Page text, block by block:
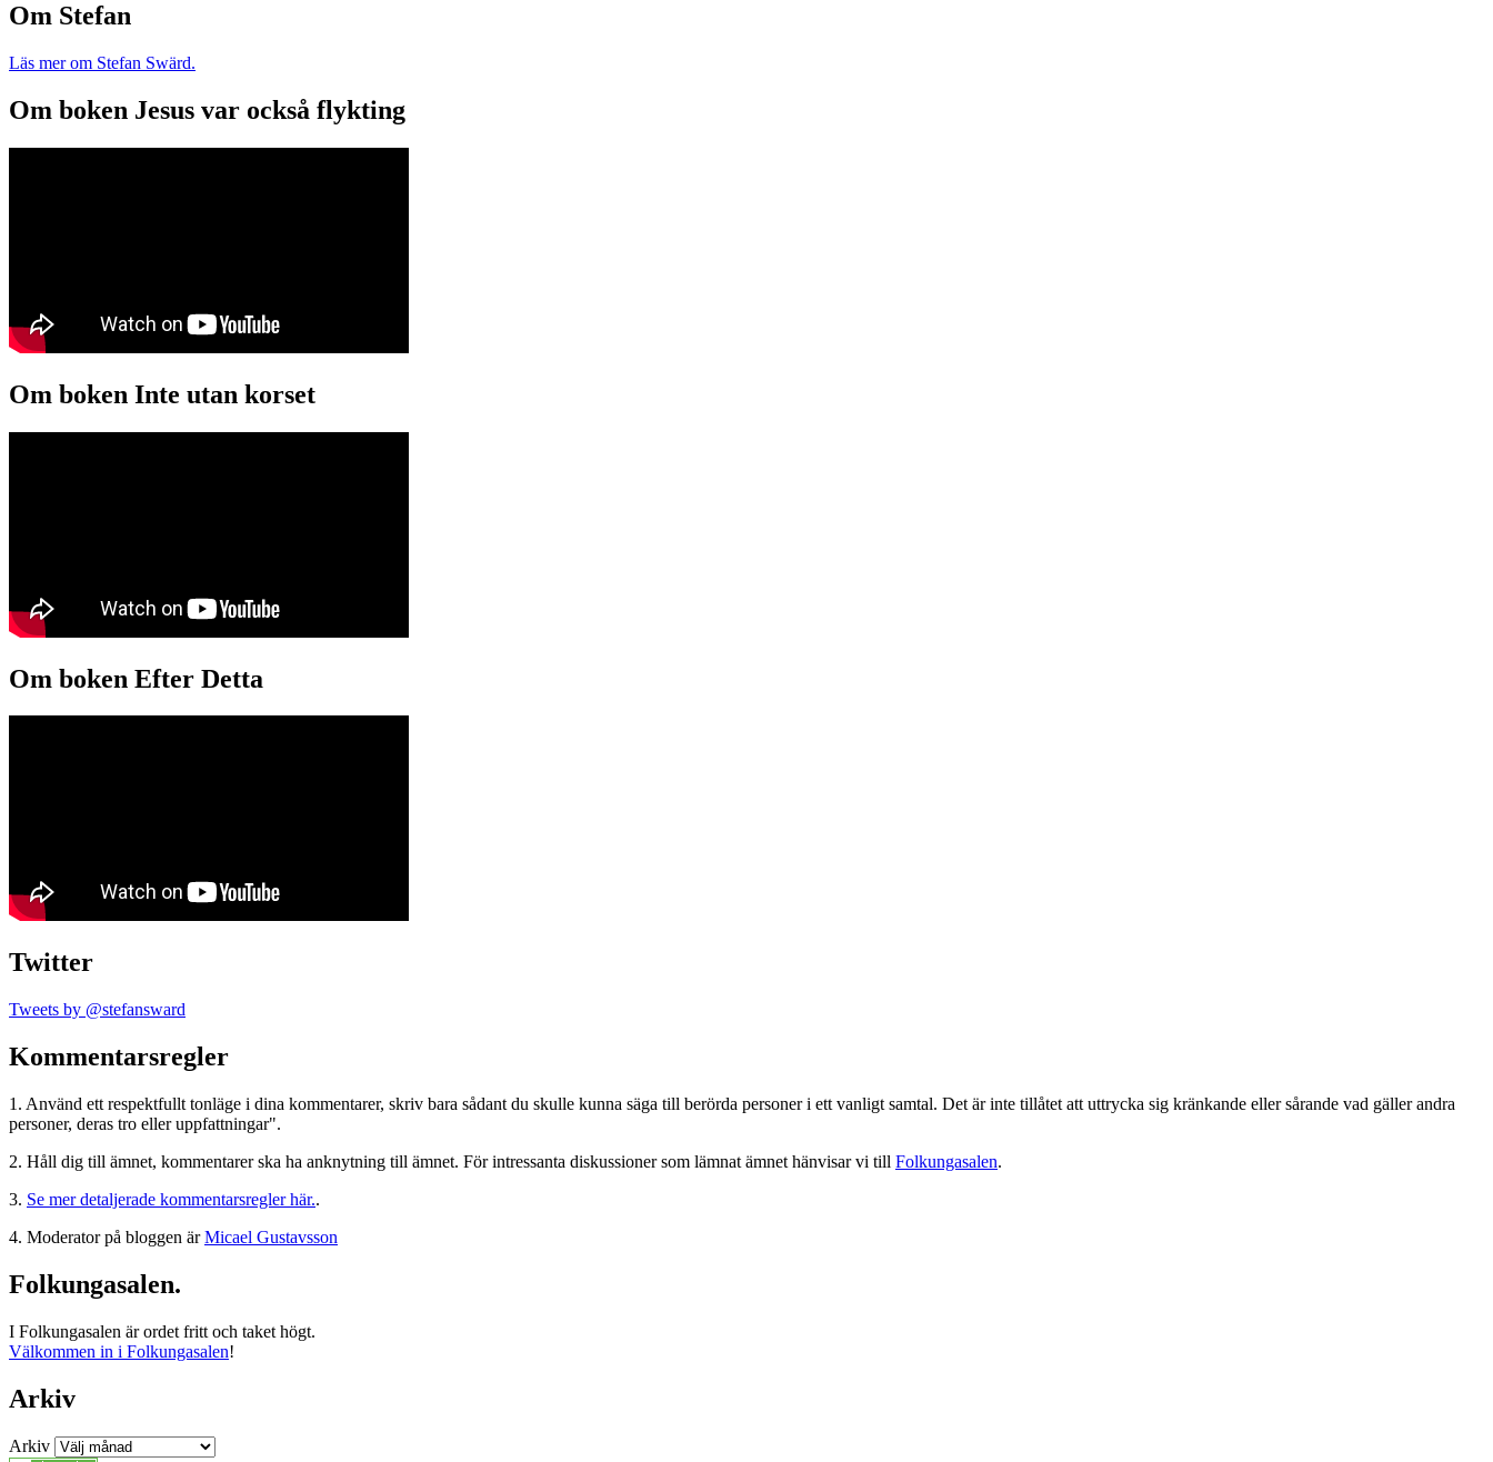
Om Stefan
Läs mer om Stefan Swärd.
Om boken Jesus var också flykting
Om boken Inte utan korset
Om boken Efter Detta
Twitter
Tweets by @stefansward
Kommentarsregler
1. Använd ett respektfullt tonläge i dina kommentarer, skriv bara sådant du skulle kunna säga till berörda personer i ett vanligt samtal. Det är inte tillåtet att uttrycka sig kränkande eller sårande vad gäller andra
personer, deras tro eller uppfattningar".
2. Håll dig till ämnet, kommentarer ska ha anknytning till ämnet. För intressanta diskussioner som lämnat ämnet hänvisar vi till Folkungasalen.
3. Se mer detaljerade kommentarsregler här..
4. Moderator på bloggen ärMicael Gustavsson
Folkungasalen.
I Folkungasalen är ordet fritt och taket högt.
Välkommen in i Folkungasalen!
Arkiv
Arkiv